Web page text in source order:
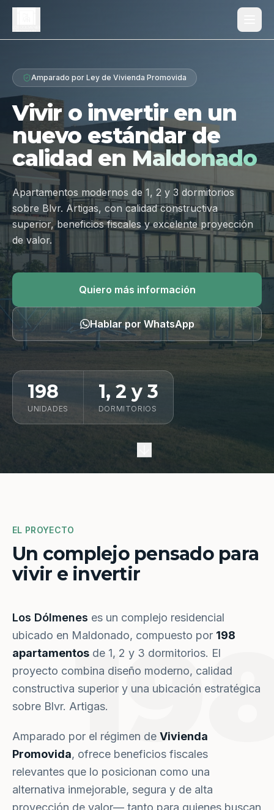
Proyecto
Diferenciales
Tipologías
Galería
Ubicación
Contacto
Hablar por WhatsApp
Amparado por Ley de Vivienda Promovida
Vivir o invertir en un
nuevo estándar de
calidad en Maldonado
Apartamentos modernos de 1, 2 y 3 dormitorios
sobre Blvr. Artigas, con calidad constructiva
superior, beneficios fiscales y excelente proyección
de valor.
Quiero más información
Hablar por WhatsApp
198
UNIDADES
1, 2 y 3
DORMITORIOS
EL PROYECTO
Un complejo pensado para
vivir e invertir
Los Dólmenes es un complejo residencial
ubicado en Maldonado, compuesto por 198
apartamentos de 1, 2 y 3 dormitorios. El
proyecto combina diseño moderno, calidad
constructiva superior y una ubicación estratégica
sobre Blvr. Artigas.
Amparado por el régimen de Vivienda
Promovida, ofrece beneficios fiscales
relevantes que lo posicionan como una
alternativa inmejorable, segura y de alta
proyección de valor— tanto para quienes buscan